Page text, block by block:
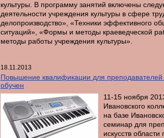
культуры. В программу занятий включены
деятельности учреждения культуры в сфере
делопроизводство», «Техники эффективного
ситуаций», «Формы и методы краеведческой
методы работы учреждения культуры».
18.11.2013
Повышение квалификации для преподавателей
обучен
11-15 ноября
Ивановского
на базе
семинар для
искусств